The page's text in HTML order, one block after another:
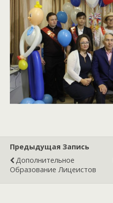
Предыдущая Запись
Дополнительное
Образование Лицеистов